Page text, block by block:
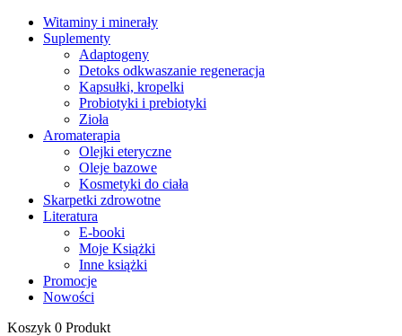
Witaminy i minerały
Suplementy
Adaptogeny
Detoks odkwaszanie regeneracja
Kapsułki, kropelki
Probiotyki i prebiotyki
Zioła
Aromaterapia
Olejki eteryczne
Oleje bazowe
Kosmetyki do ciała
Skarpetki zdrowotne
Literatura
E-booki
Moje Książki
Inne książki
Promocje
Nowości
Koszyk 0 Produkt